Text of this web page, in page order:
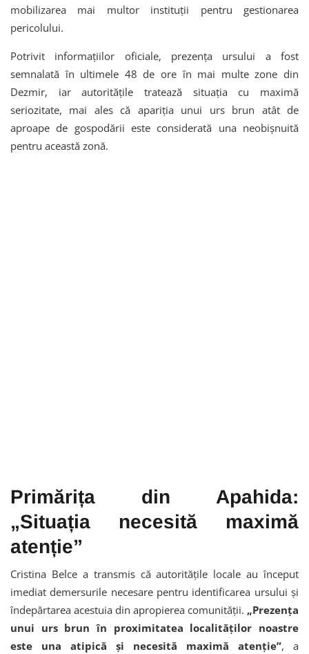
mobilizarea mai multor instituții pentru gestionarea
pericolului.
Potrivit informațiilor oficiale, prezența ursului a fost
semnalată în ultimele 48 de ore în mai multe zone din
Dezmir, iar autoritățile tratează situația cu maximă
seriozitate, mai ales că apariția unui urs brun atât de
aproape de gospodării este considerată una neobișnuită
pentru această zonă.
Primărița din Apahida:
„Situația necesită maximă
atenție”
Cristina Belce a transmis că autoritățile locale au început
imediat demersurile necesare pentru identificarea ursului și
îndepărtarea acestuia din apropierea comunității. „Prezența
unui urs brun în proximitatea localităților noastre
este una atipică și necesită maximă atenție”, a